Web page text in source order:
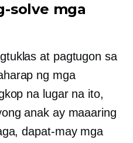
solve mga
at pagtugon sa
ng mga
na lugar na ito,
anak ay maaaring
dapat-maymga